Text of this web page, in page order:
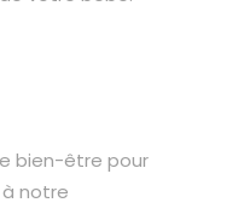
bien-être pour
notre